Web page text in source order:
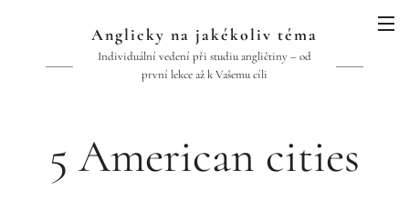
Anglicky na jakékoliv téma
Individuální vedení při studiu angličtiny – od
první lekce až k Vašemu cíli
5 American cities